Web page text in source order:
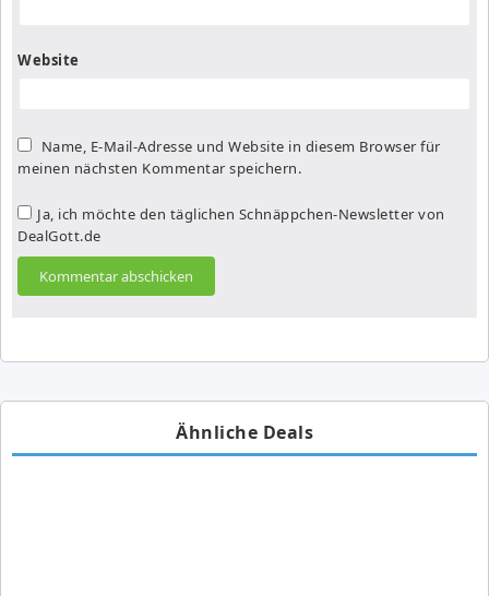
Website
Name, E-Mail-Adresse und Website in diesem Browser für
meinen nächsten Kommentar speichern.
Ja, ich möchte den täglichen Schnäppchen-Newsletter von
DealGott.de
Ähnliche Deals